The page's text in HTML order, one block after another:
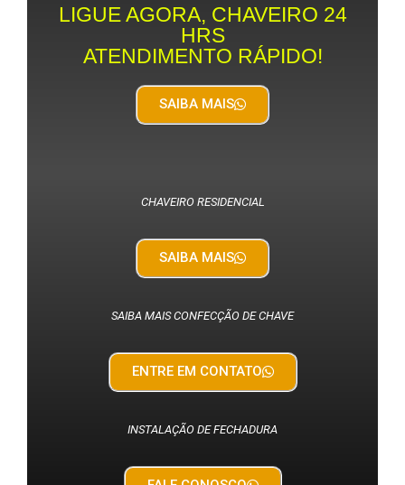
LIGUE AGORA, CHAVEIRO 24
HRS
ATENDIMENTO RÁPIDO!
SAIBA MAIS
CHAVEIRO RESIDENCIAL
SAIBA MAIS
SAIBA MAIS CONFECÇÃO DE CHAVE
ENTRE EM CONTATO
INSTALAÇÃO DE FECHADURA